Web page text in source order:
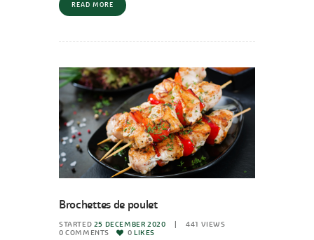
READ MORE
Brochettes de poulet
STARTED 25 DECEMBER 2020 441 VIEWS
0 COMMENTS 0 LIKES